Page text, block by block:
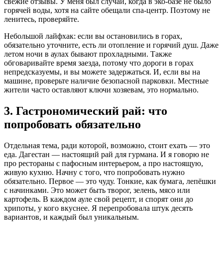
горячей воды, хотя на сайте обещали спа-центр. Поэтому не
ленитесь, проверяйте.
Небольшой лайфхак: если вы остановились в горах,
обязательно уточните, есть ли отопление и горячий душ. Даже
летом ночи в аулах бывают прохладными. Также
обговаривайте время заезда, потому что дороги в горах
непредсказуемы, и вы можете задержаться. И, если вы на
машине, проверьте наличие безопасной парковки. Местные
жители часто оставляют ключи хозяевам, это нормально.
3. Гастрономический рай: что
попробовать обязательно
Отдельная тема, ради которой, возможно, стоит ехать — это
еда. Дагестан — настоящий рай для гурмана. И я говорю не
про рестораны с пафосным интерьером, а про настоящую,
живую кухню. Начну с того, что попробовать нужно
обязательно. Первое — это чуду. Тонкие, как бумага, лепёшки
с начинками. Это может быть творог, зелень, мясо или
картофель. В каждом ауле свой рецепт, и спорят они до
хрипоты, у кого вкуснее. Я перепробовала штук десять
вариантов, и каждый был уникальным.